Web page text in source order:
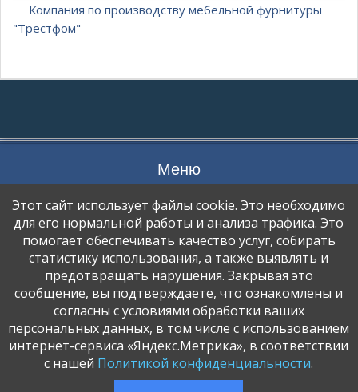
Компания по производству мебельной фурнитуры
"Трестфом"
Меню
ОТКАЗ ОТ УСЛУГИ
ПОЛИТИКА КОНФИДЕНЦИАЛЬНОСТИ
ПОЛЬЗОВАТЕЛЬСКОЕ СОГЛАШЕНИЕ
РЕКВИЗИТЫ
СПОСОБЫ ОПЛАТЫ
ИНТЕЛЛЕКТУАЛЬНАЯ СОБСТВЕННОСТЬ
ПУБЛИЧНАЯ ОФЕРТА
Этот сайт использует файлы cookie. Это необходимо
для его нормальной работы и анализа трафика. Это
помогает обеспечивать качество услуг, собирать
статистику использования, а также выявлять и
предотвращать нарушения. Закрывая это
сообщение, вы подтверждаете, что ознакомлены и
согласны с условиями обработки ваших
персональных данных, в том числе с использованием
интернет-сервиса «Яндекс.Метрика», в соответствии
с нашей Политикой конфиденциальности.